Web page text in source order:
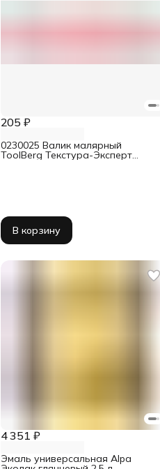
205 ₽
0230025 Валик малярный
ToolBerg Текстура-Эксперт
В корзину
4 351 ₽
Эмаль универсальная Alpa